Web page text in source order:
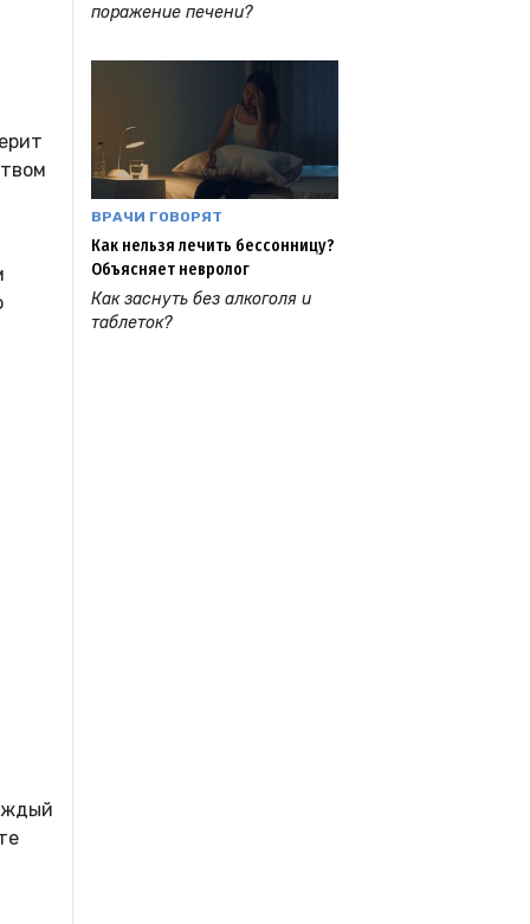
поражение печени?
ВРАЧИ ГОВОРЯТ
Как нельзя лечить бессонницу?
Объясняет невролог
Как заснуть без алкоголя и
таблеток?